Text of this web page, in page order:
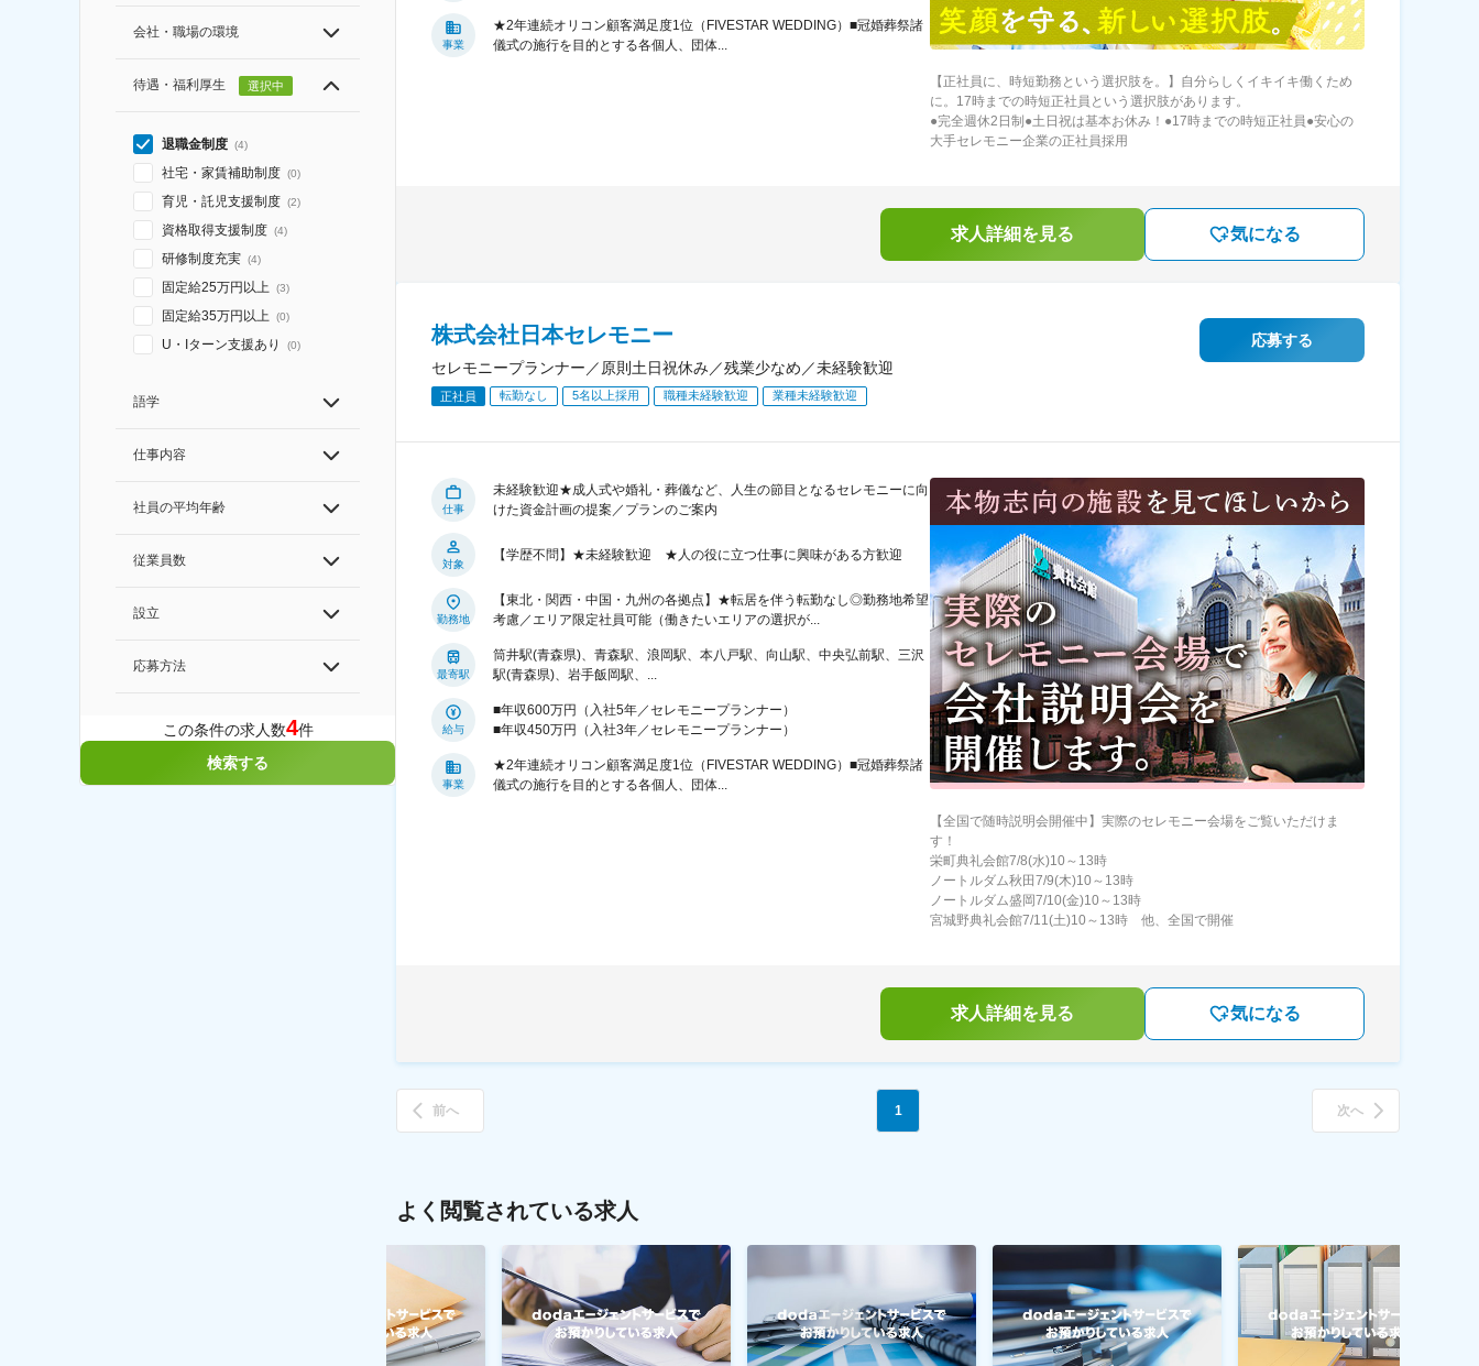
会社・職場の環境
待遇・福利厚生 選択中
退職金制度 (4)
社宅・家賃補助制度 (0)
育児・託児支援制度 (2)
資格取得支援制度 (4)
研修制度充実 (4)
固定給25万円以上 (3)
固定給35万円以上 (0)
U・Iターン支援あり (0)
語学
仕事内容
社員の平均年齢
従業員数
設立
応募方法
この条件の求人数4件
検索する
事業
★2年連続オリコン顧客満足度1位（FIVESTAR WEDDING）■冠婚葬祭諸
儀式の施行を目的とする各個人、団体...
【正社員に、時短勤務という選択肢を。】自分らしくイキイキ働くため
に。17時までの時短正社員という選択肢があります。
●完全週休2日制●土日祝は基本お休み！●17時までの時短正社員●安心の
大手セレモニー企業の正社員採用
求人詳細を見る 気になる
株式会社日本セレモニー
セレモニープランナー／原則土日祝休み／残業少なめ／未経験歓迎
正社員 転勤なし 5名以上採用 職種未経験歓迎 業種未経験歓迎
応募する
仕事
未経験歓迎★成人式や婚礼・葬儀など、人生の節目となるセレモニーに向
けた資金計画の提案／プランのご案内
対象
【学歴不問】★未経験歓迎 ★人の役に立つ仕事に興味がある方歓迎
勤務地
【東北・関西・中国・九州の各拠点】★転居を伴う転勤なし◎勤務地希望
考慮／エリア限定社員可能（働きたいエリアの選択が...
最寄駅
筒井駅(青森県)、青森駅、浪岡駅、本八戸駅、向山駅、中央弘前駅、三沢
駅(青森県)、岩手飯岡駅、...
給与
■年収600万円（入社5年／セレモニープランナー）
■年収450万円（入社3年／セレモニープランナー）
事業
★2年連続オリコン顧客満足度1位（FIVESTAR WEDDING）■冠婚葬祭諸
儀式の施行を目的とする各個人、団体...
【全国で随時説明会開催中】実際のセレモニー会場をご覧いただけま
す！
栄町典礼会館7/8(水)10～13時
ノートルダム秋田7/9(木)10～13時
ノートルダム盛岡7/10(金)10～13時
宮城野典礼会館7/11(土)10～13時 他、全国で開催
求人詳細を見る 気になる
前へ 1 次へ
よく閲覧されている求人